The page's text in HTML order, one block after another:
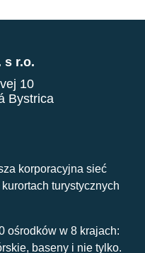
s r.o.
10
Bystrica
korporacyjna sieć
turystycznych
ośrodków w 8 krajach:
baseny i nie tylko.